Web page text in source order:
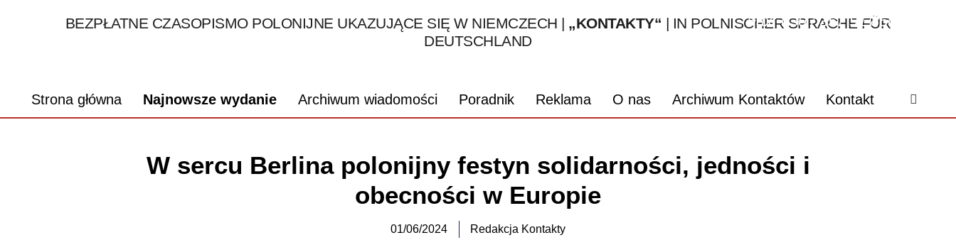
BEZPŁATNE CZASOPISMO POLONIJNE UKAZUJĄCE SIĘ W NIEMCZECH | „KONTAKTY“ | IN POLNISCHER SPRACHE FÜR
DEUTSCHLAND
Fax: 030 / 357 91 850
Strona główna Najnowsze wydanie Archiwum wiadomości Poradnik Reklama O nas Archiwum Kontaktów Kontakt
W sercu Berlina polonijny festyn solidarności, jedności i
obecności w Europie
01/06/2024 Redakcja Kontakty